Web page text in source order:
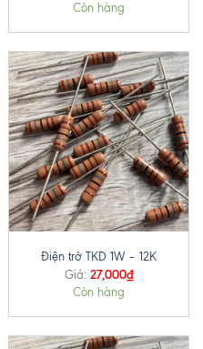
Còn hàng
Điện trở TKD 1W – 12K
Giá: 27,000₫
Còn hàng